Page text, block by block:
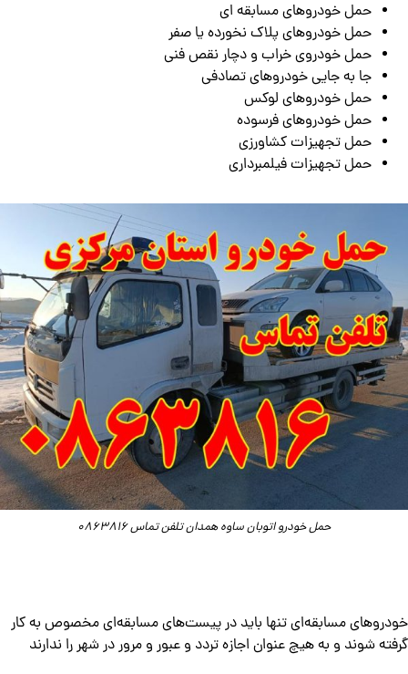
حمل خودروهای مسابقه ای
حمل خودروهای پلاک نخورده‌ یا صفر
حمل خودروی خراب و دچار نقص فنی
جا به جایی خودروهای تصادفی
حمل خودروهای لوکس
حمل خودروهای فرسوده
حمل تجهیزات کشاورزی
حمل تجهیزات فیلمبرداری
حمل خودرو اتوبان ساوه همدان تلفن تماس 0863816
خودروهای مسابقه‌ای تنها باید در پیست‌های مسابقه‌ای مخصوص به کار
گرفته شوند و به هیچ عنوان اجازه تردد و عبور و مرور در شهر را ندارند